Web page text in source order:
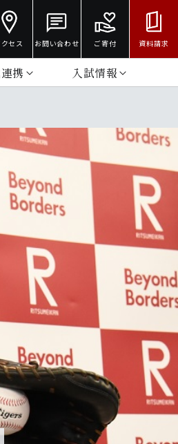
セス お問い合わせ ご寄付 資料請求
携 入試情報